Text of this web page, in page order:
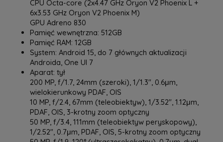
CPU Octa-core (2x4.47 GHz Oryon V2 Phoenix L +
6x3.53 GHz Oryon V2 Phoenix M)
GPU Adreno 830
Pamięć wewnętrzna: 512GB
Pamięć RAM: 12GB
System: Android 15, do 7 głównych aktualizacji
Androida, One UI 7
Aparat: tył
200 MP, f/1.7, 24mm (szeroki), 1/1.3", 0.6μm,
wielokierunkowy PDAF, OIS
10 MP, f/2.4, 67mm (teleobiektyw), 1/3.52", 1.12μm,
PDAF, OIS, 3-krotny zoom optyczny
50 MP, f/3.4, 111mm (teleobiektyw peryskopowy),
1/2.52", 0.7μm, PDAF, OIS, 5-krotny zoom optyczny